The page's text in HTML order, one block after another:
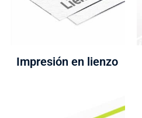
Impresión en lienzo